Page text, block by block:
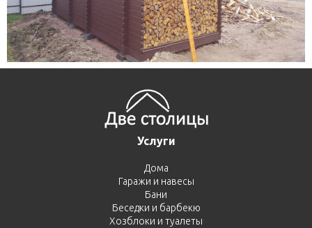
Услуги
Дома
Гаражи и навесы
Бани
Беседки и барбекю
Хозблоки и туалеты